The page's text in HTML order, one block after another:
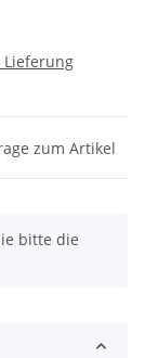
zum Artikel
bitte die